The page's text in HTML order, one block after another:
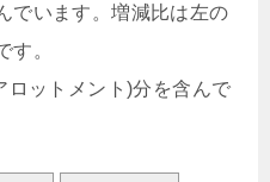
でいます。増減比は左の
す。
ットメント)分を含んで